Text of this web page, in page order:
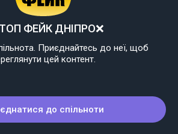
ФЕЙК ДНІПРО❌
Приєднайтесь до неї, щоб
цей контент.
до спільноти